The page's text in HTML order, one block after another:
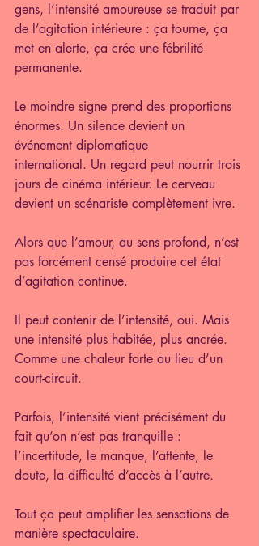
gens, l’intensité amoureuse se traduit par
de l’agitation intérieure : ça tourne, ça
met en alerte, ça crée une fébrilité
permanente.
Le moindre signe prend des proportions
énormes. Un silence devient un
événement diplomatique
international. Un regard peut nourrir trois
jours de cinéma intérieur. Le cerveau
devient un scénariste complètement ivre.
Alors que l’amour, au sens profond, n’est
pas forcément censé produire cet état
d’agitation continue.
Il peut contenir de l’intensité, oui. Mais
une intensité plus habitée, plus ancrée.
Comme une chaleur forte au lieu d’un
court-circuit.
Parfois, l’intensité vient précisément du
fait qu’on n’est pas tranquille :
l’incertitude, le manque, l’attente, le
doute, la difficulté d’accès à l’autre.
Tout ça peut amplifier les sensations de
manière spectaculaire.